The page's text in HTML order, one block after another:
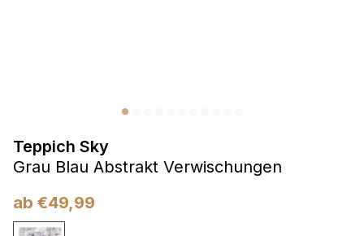
Teppich Sky
Grau Blau Abstrakt Verwischungen
ab €49,99
Marketing
Marketing-Cookies werden verwendet, um Benutzer über
Websites hinweg zu verfolgen. Das Ziel ist es, Anzeigen
anzuzeigen, die für den einzelnen Benutzer relevant und
ansprechend sind und somit wertvoller für Herausgeber und